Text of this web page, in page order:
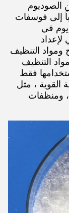
الصوديوم
إلى فوسفات
في
لإعداد
ومواد التنظيف
التنظيف
فقط
القوية ، مثل
ومنظفات